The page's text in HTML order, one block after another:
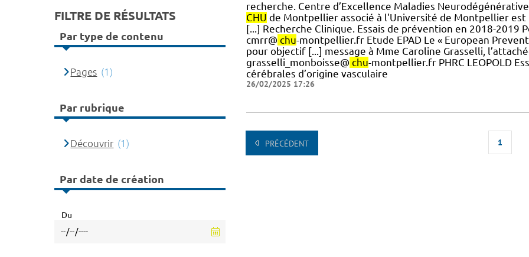
recherche. Centre d’Excellence Maladies
CHU de Montpellier associé à l'Université de Montpellier
[...] Recherche Clinique. Essais de prévention en 2018-
cmrr@ chu-montpellier.fr Etude EPAD Le « European
pour objectif [...] message à Mme Caroline Grasselli,
grasselli_monboisse@ chu-montpellier.fr PHRC LEOPOLD
cérébrales d’origine vasculaire
26/02/2025 17:26
PRÉCÉDENT 1
FILTRE DE RÉSULTATS
Par type de contenu
Pages (1)
Par rubrique
Découvrir (1)
Par date de création
Du